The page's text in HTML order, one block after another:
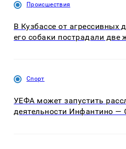
Происшествия
В Кузбассе от агрессивных
его собаки пострадали две
Спорт
УЕФА может запустить
деятельности Инфантино